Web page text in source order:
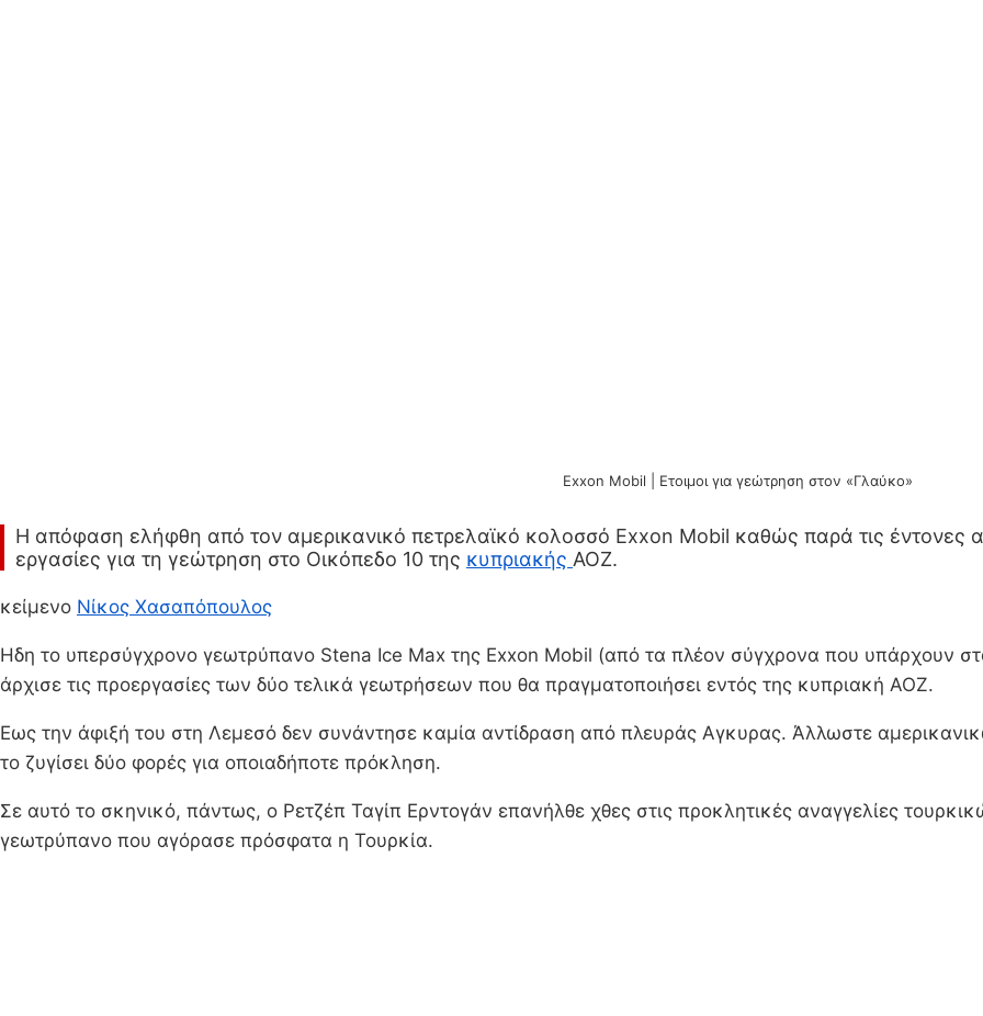
Exxon Mobil | Ετοιμοι για γεώτρηση στον «Γλαύκο»
Η απόφαση ελήφθη από τον αμερικανικό πετρελαϊκό κολοσσό Exxon Mobil καθώς παρά τις έντονες
εργασίες για τη γεώτρηση στο Οικόπεδο 10 της κυπριακής ΑΟΖ.
κείμενο Νίκος Χασαπόπουλος
Ηδη το υπερσύγχρονο γεωτρύπανο Stena Ice Max της Exxon Mobil (από τα πλέον σύγχρονα που υπάρχουν
άρχισε τις προεργασίες των δύο τελικά γεωτρήσεων που θα πραγματοποιήσει εντός της κυπριακή ΑΟΖ.
Εως την άφιξή του στη Λεμεσό δεν συνάντησε καμία αντίδραση από πλευράς Αγκυρας. Άλλωστε
το ζυγίσει δύο φορές για οποιαδήποτε πρόκληση.
Σε αυτό το σκηνικό, πάντως, ο Ρετζέπ Ταγίπ Ερντογάν επανήλθε χθες στις προκλητικές αναγγελίες
γεωτρύπανο που αγόρασε πρόσφατα η Τουρκία.